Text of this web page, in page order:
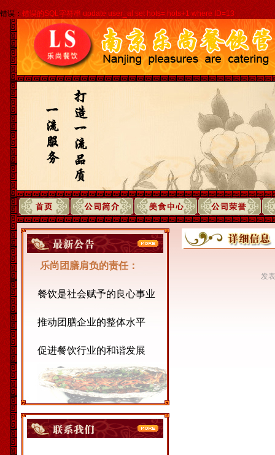
错误： 错误的SQL字符串 update user_al set hots= hots+1 where ID=13
乐尚团膳肩负的责任：
餐饮是社会赋予的良心事业
推动团膳企业的整体水平
促进餐饮行业的和谐发展
发